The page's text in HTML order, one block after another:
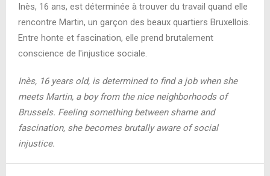
Inès, 16 ans, est déterminée à trouver du travail quand elle
rencontre Martin, un garçon des beaux quartiers Bruxellois.
Entre honte et fascination, elle prend brutalement
conscience de l'injustice sociale.
Inès, 16 years old, is determined to find a job when she
meets Martin, a boy from the nice neighborhoods of
Brussels. Feeling something between shame and
fascination, she becomes brutally aware of social
injustice.